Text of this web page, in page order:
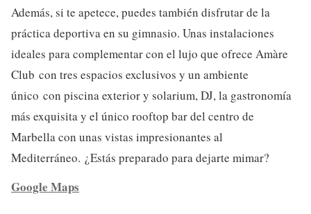
Además, si te apetece, puedes también disfrutar de la
práctica deportiva en su gimnasio. Unas instalaciones
ideales para complementar con el lujo que ofrece Amàre
Club con tres espacios exclusivos y un ambiente
único con piscina exterior y solarium, DJ, la gastronomía
más exquisita y el único rooftop bar del centro de
Marbella con unas vistas impresionantes al
Mediterráneo. ¿Estás preparado para dejarte mimar?
Google Maps